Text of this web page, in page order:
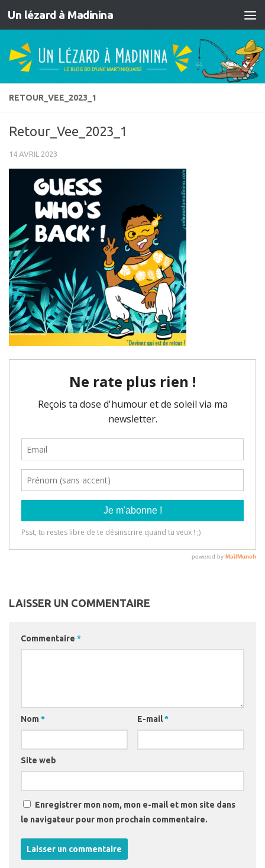
Skip to content
Un lézard à Madinina
RETOUR_VEE_2023_1
Retour_Vee_2023_1
14 AVRIL 2023
LAISSER UN COMMENTAIRE
Commentaire *
Nom * E-mail*
Site web
Enregistrer mon nom, mon e-mail et mon site dans
le navigateur pour mon prochain commentaire.